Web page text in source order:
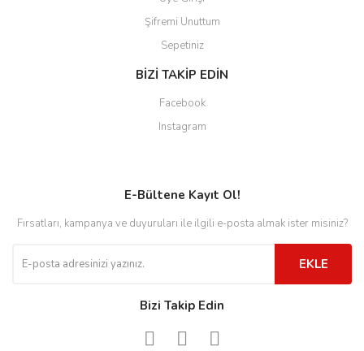
Şifremi Unuttum
Sepetiniz
BİZİ TAKİP EDİN
Facebook
Instagram
E-Bültene Kayıt Ol!
Fırsatları, kampanya ve duyuruları ile ilgili e-posta almak ister misiniz?
EKLE
Bizi Takip Edin